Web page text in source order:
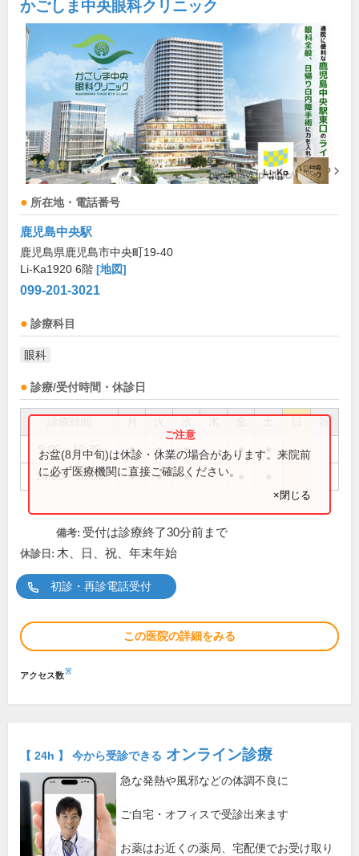
かごしま中央眼科クリニック
所在地・電話番号
鹿児島中央駅
鹿児島県鹿児島市中央町19-40
Li-Ka1920 6階 [地図]
099-201-3021
診療科目
眼科
診療/受付時間・休診日
祝
9:00～12:30 ● ● ● ●
14:00～18:00 ● ● ●
お盆(8月中旬)は休診・休業の場合があります。来院前
に必ず医療機関に直接ご確認ください。
×閉じる
備考: 受付は診療終了30分前まで
休診日: 木、日、祝、年末年始
初診・再診電話受付
この医院の詳細をみる
アクセス数※
【 24h 】 今から受診できる オンライン診療
急な発熱や風邪などの体調不良に
ご自宅・オフィスで受診出来ます
お薬はお近くの薬局、宅配便でお受け取り